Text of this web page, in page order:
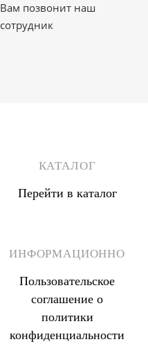
Вам позвонит наш
сотрудник
КАТАЛОГ
Перейти в каталог
ИНФОРМАЦИОННО
Пользовательское
соглашение о
политики
конфиденциальности